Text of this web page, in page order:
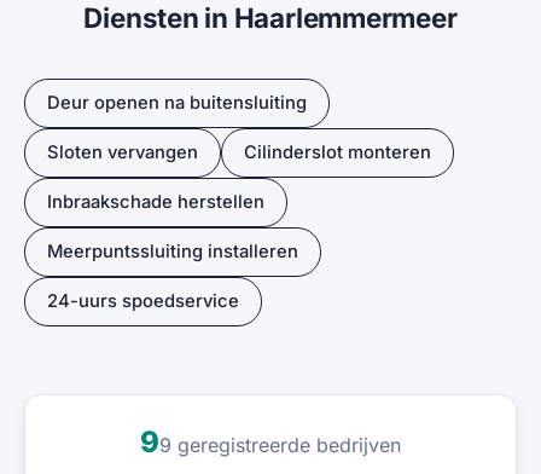
Diensten in Haarlemmermeer
Deur openen na buitensluiting
Sloten vervangen Cilinderslot monteren
Inbraakschade herstellen
Meerpuntssluiting installeren
24-uurs spoedservice
99 geregistreerde bedrijven